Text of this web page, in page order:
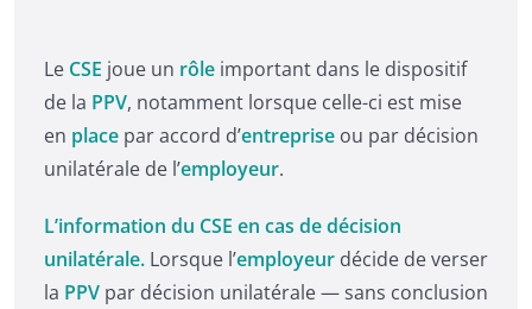
Le CSE joue un rôle important dans le dispositif
de la PPV, notamment lorsque celle-ci est mise
en place par accord d’entreprise ou par décision
unilatérale de l’employeur.
L’information du CSE en cas de décision
unilatérale. Lorsque l’employeur décide de verser
la PPV par décision unilatérale — sans conclusion